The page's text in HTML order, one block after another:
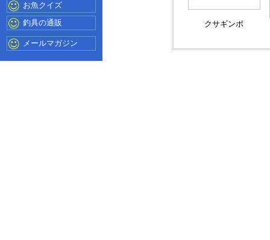
お魚クイズ
釣具の通販
メールマガジン
クサギンポ